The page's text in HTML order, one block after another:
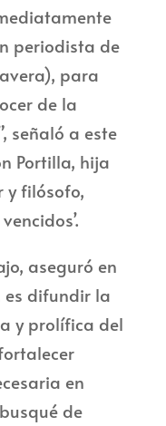
periodista de
para
de la
señaló a este
Portilla, hija
y filósofo,
aseguró en
es difundir la
y prolífica del
en
de